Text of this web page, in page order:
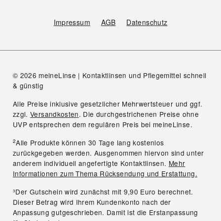
Impressum AGB Datenschutz
© 2026 meineLinse | Kontaktlinsen und Pflegemittel schnell
& günstig
Alle Preise inklusive gesetzlicher Mehrwertsteuer und ggf.
zzgl.Versandkosten. Die durchgestrichenen Preise ohne
UVP entsprechen dem regulären Preis bei meineLinse.
2Alle Produkte können 30 Tage lang kostenlos
zurückgegeben werden. Ausgenommen hiervon sind unter
anderem individuell angefertigte Kontaktlinsen. Mehr
Informationen zum Thema Rücksendung und Erstattung.
³Der Gutschein wird zunächst mit 9,90 Euro berechnet.
Dieser Betrag wird Ihrem Kundenkonto nach der
Anpassung gutgeschrieben. Damit ist die Erstanpassung